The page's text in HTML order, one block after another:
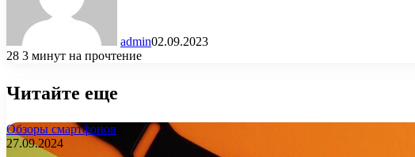
admin02.09.2023
28 3 минут на прочтение
Читайте еще
Обзоры смартфонов
27.09.2024